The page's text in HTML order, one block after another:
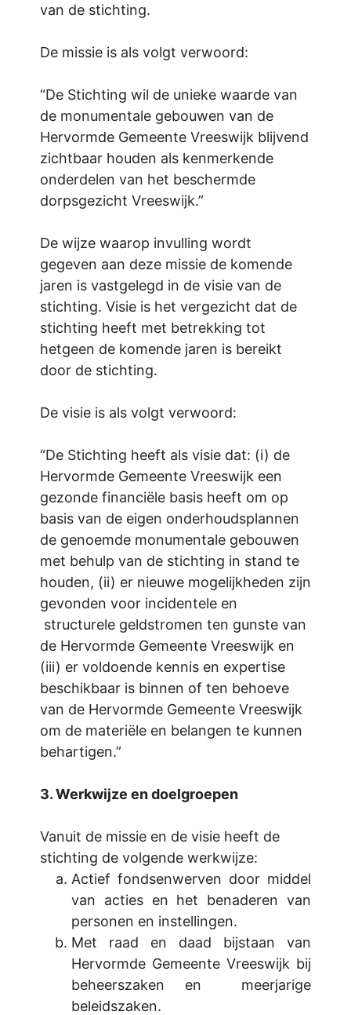
van de stichting.
De missie is als volgt verwoord:
“De Stichting wil de unieke waarde van
de monumentale gebouwen van de
Hervormde Gemeente Vreeswijk blijvend
zichtbaar houden als kenmerkende
onderdelen van het beschermde
dorpsgezicht Vreeswijk.”
De wijze waarop invulling wordt
gegeven aan deze missie de komende
jaren is vastgelegd in de visie van de
stichting. Visie is het vergezicht dat de
stichting heeft met betrekking tot
hetgeen de komende jaren is bereikt
door de stichting.
De visie is als volgt verwoord:
“De Stichting heeft als visie dat: (i) de
Hervormde Gemeente Vreeswijk een
gezonde financiële basis heeft om op
basis van de eigen onderhoudsplannen
de genoemde monumentale gebouwen
met behulp van de stichting in stand te
houden, (ii) er nieuwe mogelijkheden zijn
gevonden voor incidentele en
structurele geldstromen ten gunste van
de Hervormde Gemeente Vreeswijk en
(iii) er voldoende kennis en expertise
beschikbaar is binnen of ten behoeve
van de Hervormde Gemeente Vreeswijk
om de materiële en belangen te kunnen
behartigen.”
3. Werkwijze en doelgroepen
Vanuit de missie en de visie heeft de
stichting de volgende werkwijze:
Actief fondsenwerven door middel
van acties en het benaderen van
personen en instellingen.
Met raad en daad bijstaan van
Hervormde Gemeente Vreeswijk bij
beheerszaken en meerjarige
beleidszaken.